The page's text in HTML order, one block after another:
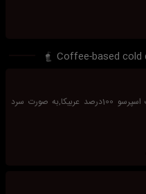
60میلی لیتر,شات اسپرسو 100درصد عربیکا,به صورت سرد